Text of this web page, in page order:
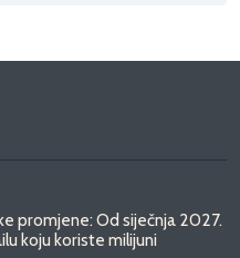
promjene: Od siječnja 2027.
koju koriste milijuni